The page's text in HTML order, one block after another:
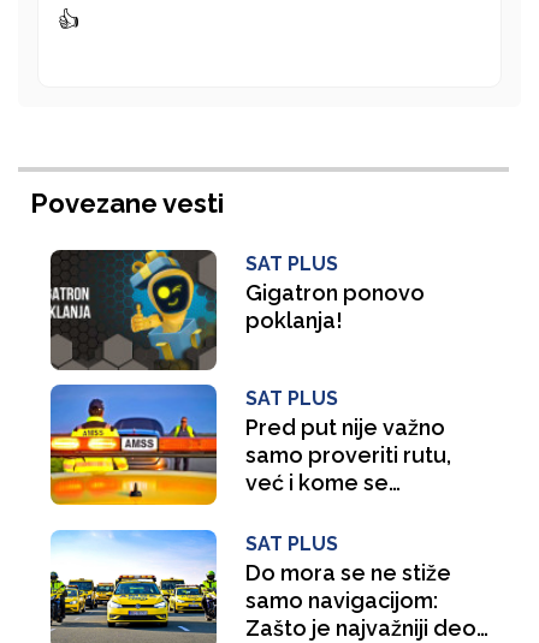
👍
Povezane vesti
SAT PLUS
Gigatron ponovo
poklanja!
SAT PLUS
Pred put nije važno
samo proveriti rutu,
već i kome se
krene po zlu
SAT PLUS
Do mora se ne stiže
samo navigacijom:
Zašto je najvažniji deo